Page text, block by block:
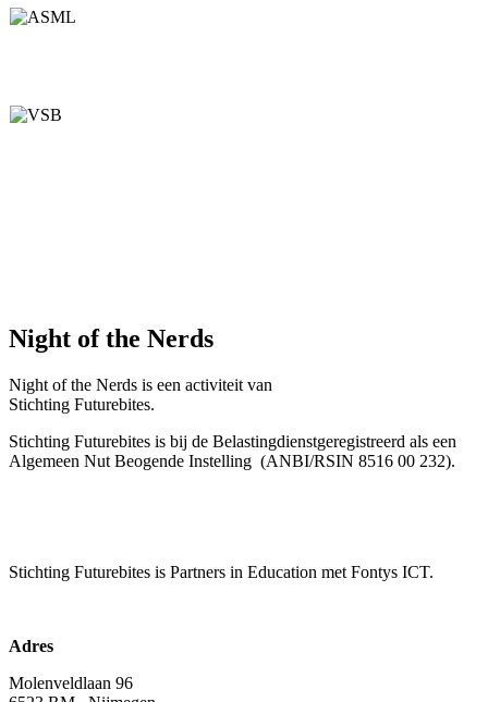
Night of the Nerds
Night of the Nerds is een activiteit van
Stichting Futurebites.
Stichting Futurebites is bij de Belastingdienstgeregistreerd als een
Algemeen Nut Beogende Instelling (ANBI/RSIN 8516 00 232).
Stichting Futurebites is Partners in Education met Fontys ICT.
Adres
Molenveldlaan 96